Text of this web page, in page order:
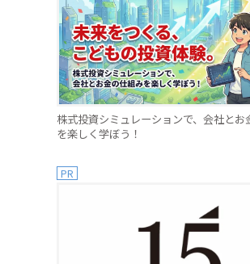
株式投資シミュレーションで、会社とお
を楽しく学ぼう！
PR